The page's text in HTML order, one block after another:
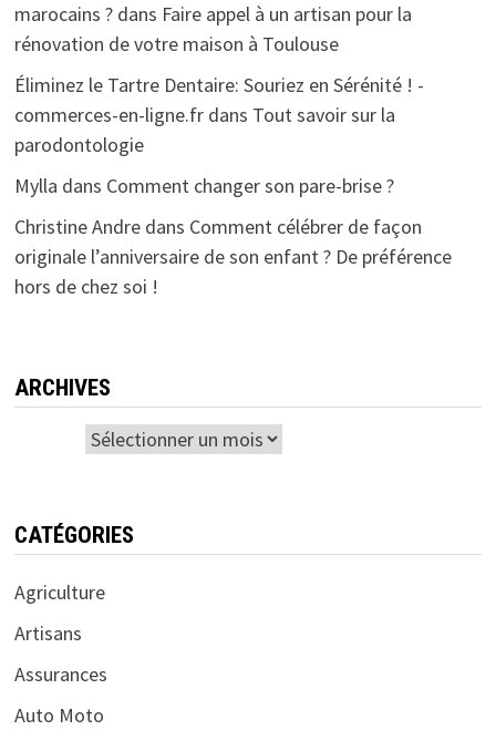
marocains ?dans Faire appel à un artisan pour la
rénovation de votre maison à Toulouse
Éliminez le Tartre Dentaire: Souriez en Sérénité ! -
commerces-en-ligne.frdans Tout savoir sur la
parodontologie
Mylla dans Comment changer son pare-brise ?
Christine Andredans Comment célébrer de façon
originale l’anniversaire de son enfant ? De préférence
hors de chez soi !
ARCHIVES
CATÉGORIES
Agriculture
Artisans
Assurances
Auto Moto